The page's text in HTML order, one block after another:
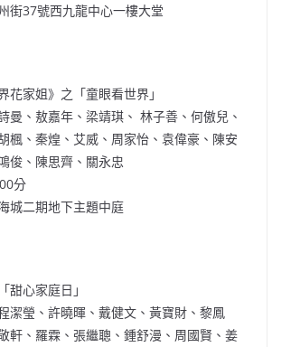
街37號西九龍中心一樓大堂
花家姐》之「童眼看世界」
曼、敖嘉年、梁靖琪、 林子善、何傲兒、
楓、秦煌、艾威、周家怡、袁偉豪、陳安
俊、陳思齊、關永忠
分
城二期地下主題中庭
甜心家庭日」
潔瑩、許曉暉、戴健文、黃寶財、黎鳳
軒、羅霖、張繼聰、鍾舒漫、周國賢、姜